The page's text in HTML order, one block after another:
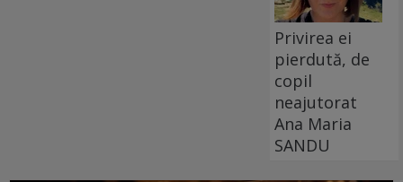
Privirea ei
pierdută, de
copil
neajutorat
Ana Maria
SANDU